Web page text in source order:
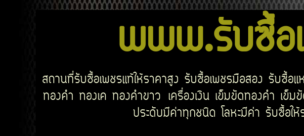
www.รับซื้อ
สถานที่รับซื้อเพชรแท้ให้ราคาสูง รับซื้อเพชรมือสอง รับซื้อ
ทองคำ ทองเค ทองคำขาว เครื่องเงิน เข็มขัดทองคำ เข็
ประดับมีค่าทุกชนิด โลหะมีค่า รับซื้อ